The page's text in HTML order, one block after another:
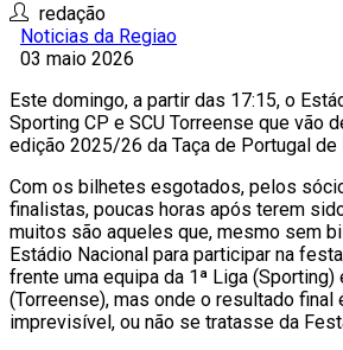
redação
Noticias da Regiao
03 maio 2026
Este domingo, a partir das 17:15, o
Sporting CP e SCU Torreense que vão
edição 2025/26 da Taça de Portugal de
Com os bilhetes esgotados, pelos
finalistas, poucas horas após terem
muitos são aqueles que, mesmo sem
Estádio Nacional para participar na
frente uma equipa da 1ª Liga (Sporting)
(Torreense), mas onde o resultado final
imprevisível, ou não se tratasse da